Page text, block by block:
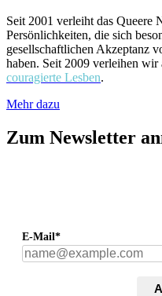
Seit 2001 verleiht das Queere
Persönlichkeiten, die sich
gesellschaftlichen Akzeptanz
haben. Seit 2009 verleihen wir
couragierte Lesben.
Mehr dazu
Zum Newsletter
E-Mail*